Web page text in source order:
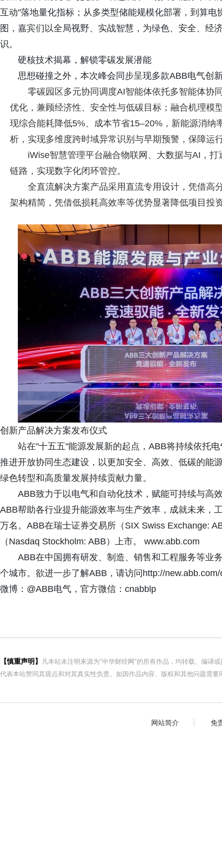
互动"落地量化指标；从多类型储能规模化部署，到算
图，嘉宾们以全局视野、实战智慧，为绿色、安全、经
识。
硬核技术揭幕，解锁零碳发展潜能
思想碰撞之外，本次峰会同步呈现多款ABB电气创
零碳园区多元协同调度AI智能体依托多智能体协
优化，兼顾经济性、安全性与低碳目标；融合机理模
现综合能耗降低5%、成本节省15–20%，新能源消
析，实现多维度跨时域异常识别与早期预警，保障运
iWise智慧管理平台融合物联网、大数据与AI，
链路，实现数字化闭环管控。
全直流解决方案产品采用直流专用设计，凭借高
架构精简，凭借低损耗高效率等优势显著降低项目投
创新产品解决方案发布仪式
站在"十五五"能源发展新的起点，ABB将持续依托
推进开放协同生态建设，以更加安全、高效、低碳的能
绿色转型和高质量发展持续贡献力量。
ABB致力于以电气和自动化技术，赋能可持续与高
ABB帮助各行业提升能源效率与生产效率，成就未来，
万名。ABB在瑞士证券交易所（SIX Swiss Exchange:
（Nasdaq Stockholm: ABB）上市。 www.abb.com
ABB在中国拥有研发、制造、销售和工程服务等业
个城市。欲进一步了解ABB，请访问http://
微博：@ABB电气，官方微信：cnabblp
【慎重声明】
凡本站未注明来源为"中华财经网"的所有作品，均转载、编译
代表本站赞同其观点和对其真实性负责。如因作品内容、版权和其他问题需
网站简介 免